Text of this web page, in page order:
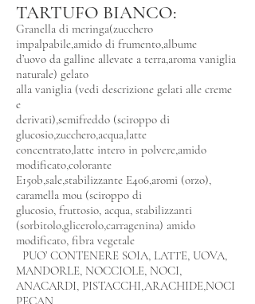
TARTUFO BIANCO:
Granella di meringa(zucchero
impalpabile,amido di frumento,albume
d’uovo da galline allevate a terra,aroma vaniglia
naturale) gelato
alla vaniglia (vedi descrizione gelati alle creme
e
derivati),semifreddo (sciroppo di
glucosio,zucchero,acqua,latte
concentrato,latte intero in polvere,amido
modificato,colorante
E150b,sale,stabilizzante E406,aromi (orzo),
caramella mou (sciroppo di
glucosio, fruttosio, acqua, stabilizzanti
(sorbitolo,glicerolo,carragenina) amido
modificato, fibra vegetale
PUO’ CONTENERE SOIA, LATTE, UOVA,
MANDORLE, NOCCIOLE, NOCI,
ANACARDI, PISTACCHI,ARACHIDE,NOCI
PECAN.